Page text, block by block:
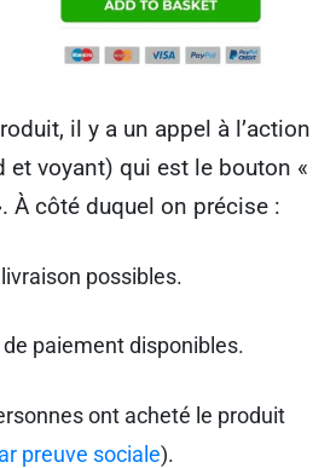
il y a un appel à l’action
et voyant) qui est le bouton «
À côté duquel on précise :
possibles.
paiement disponibles.
ont acheté le produit
preuve sociale).